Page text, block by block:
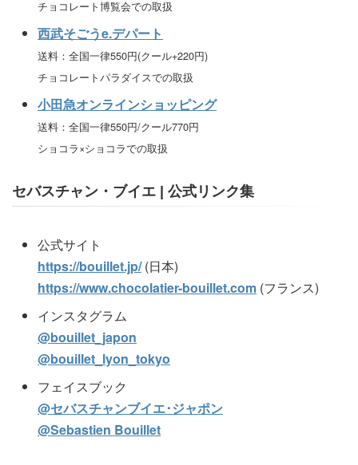
チョコレート博覧会での取扱
西武そごうe.デパート
送料：全国一律550円(クール+220円)
チョコレートパラダイスでの取扱
小田急オンラインショッピング
送料：全国一律550円/クール770円
ショコラ×ショコラでの取扱
セバスチャン・ブイエ | 公式リンク集
公式サイト
https://bouillet.jp/(日本)
https://www.chocolatier-bouillet.com (フランス)
インスタグラム
@bouillet_japon
@bouillet_lyon_tokyo
フェイスブック
@セバスチャンブイエ･ジャポン
@Sebastien Bouillet